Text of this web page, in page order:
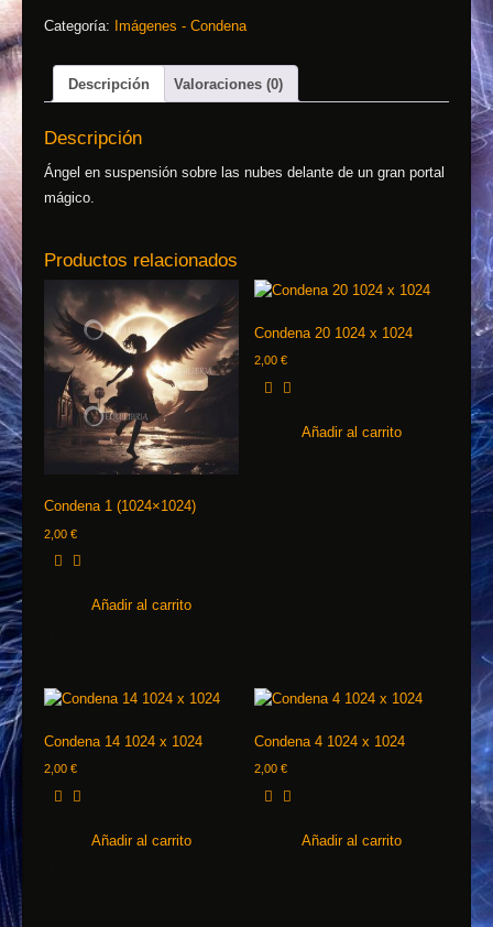
Categoría: Imágenes - Condena
Descripción Valoraciones (0)
Descripción
Ángel en suspensión sobre las nubes delante de un gran portal
mágico.
Productos relacionados
Condena 1 (1024×1024)
2,00 €
Añadir al carrito
Condena 20 1024 x 1024
2,00€
Añadir al carrito
Condena 14 1024 x 1024
2,00 €
Añadir al carrito
Condena 4 1024 x 1024
2,00€
Añadir al carrito